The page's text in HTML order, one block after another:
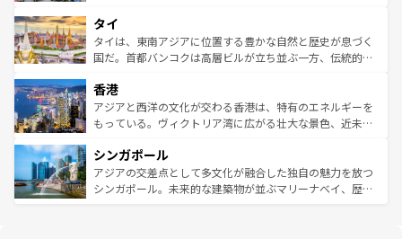
リティに包まれながら、韓国の多彩な魅力を心ゆくまで味
わってみてほしい。 なお、新着の韓国情報はコンテンツ一
覧を参照してほしい。
急速な発展と共に伝統が息づく。ハノイの古い町並みやホ
ーチミン市のフランス統治時代の建物も、独特の雰囲気を
醸し出している。また、バラエティの豊かさとおいしさで
とつ。フォーやバインミー、ベトナムコーヒーなどは、ぜ
ひ現地で味わいたい。どの地域を訪れてもあたたかい人々
が旅行者を迎えてくれるので、きっと忘れられない旅にな
参照してほしい。
タイ
タイは、東南アジアに位置する豊かな自然と歴史が息づく
国だ。首都バンコクは高層ビルが立ち並ぶ一方、伝統的な
の活気が交差している。北部ではチェンマイなどの山岳地
帯で自然と触れ合い、南部ではプーケットやクラビの美し
いビーチでリゾート気分を楽しむことができる。タイ料理
激する。気候は一年中温暖で、どの季節にも異なる楽しみ
が待っている。親しみやすいタイの人々、仏教を中心とし
た文化、そして多様な観光資源が、訪れる旅人を魅了し続
香港
アジアと西洋の文化が交わる香港は、特有のエネルギーを
もっている。ヴィクトリア湾に広がる壮大な景色、近未来
み、どこを訪れても感動するはず。観光スポットが密集し
ており、効率よく見どころを回れるのも魅力。息をのむよ
うな絶景から文化的な体験まで、香港を存分に楽しみ尽く
シンガポール
アジアの交差点として多文化が融合した独自の魅力を放つ
シンガポール。未来的な建築物が並ぶマリーナベイ、歴史